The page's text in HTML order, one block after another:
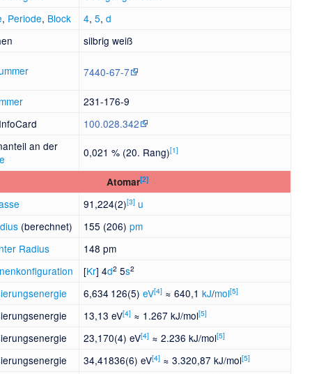
, Periode, Block 4,5,d
silbrig weiß
7440-67-7
231-176-9
100.028.342
an der
0,021 % (20. Rang)[1]
Atomar[2]
91,224(2)[3] u
(berechnet) 155 (206)pm
Radius
148 pm
[Kr] 4d2 5s2
6 634 126(5)eV[4] ≈640 1kJ/mol[5]
13 13 eV[4] ≈ 1 267 kJ/mol[5]
23 170(4) eV[4] ≈2 236 kJ/mol[5]
34 41836(6) eV[4] ≈3 320 87 kJ/mol[5]